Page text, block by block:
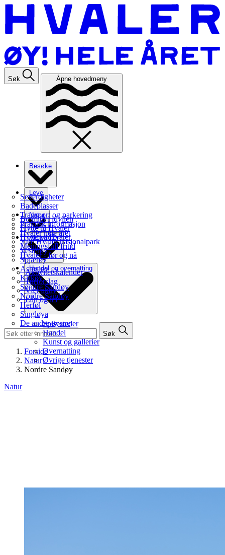
Søk Åpne hovedmeny
Besøke
Severdigheter
Badeplasser
Transport og parkering
Praktisk informasjon
Hvaler hele året
Leve
Bo midt i idyllen
Flytte til Hvaler
Hytte på Hvaler
Meningsfull fritid
Hvaler - før og nå
Natur
Ytre Hvaler nasjonalpark
Vesterøy
Spjærøy
Asmaløy
Kirkøy
Søndre Sandøy
Nordre Sandøy
Herføl
Singløya
De andre øyene
Aktiviteter
Aktivitetskalender
Turforslag
Vær aktiv
Lån og lei
Handel og overnatting
Spisesteder
Handel
Kunst og gallerier
Overnatting
Øvrige tjenester
Søk
Forside
Natur
Nordre Sandøy
Natur